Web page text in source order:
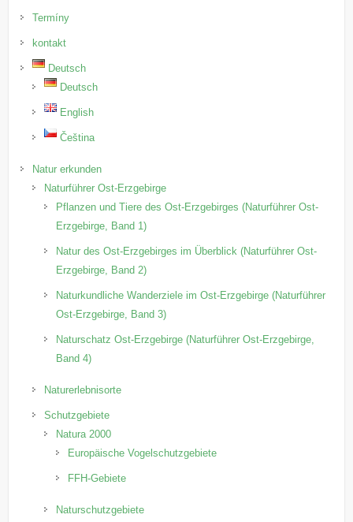
Termíny
kontakt
Deutsch
Deutsch
English
Čeština
Natur erkunden
Naturführer Ost-Erzgebirge
Pflanzen und Tiere des Ost-Erzgebirges (Naturführer Ost-
Erzgebirge, Band 1)
Natur des Ost-Erzgebirges im Überblick (Naturführer Ost-
Erzgebirge, Band 2)
Naturkundliche Wanderziele im Ost-Erzgebirge (Naturführer
Ost-Erzgebirge, Band 3)
Naturschatz Ost-Erzgebirge (Naturführer Ost-Erzgebirge,
Band 4)
Naturerlebnisorte
Schutzgebiete
Natura 2000
Europäische Vogelschutzgebiete
FFH-Gebiete
Naturschutzgebiete